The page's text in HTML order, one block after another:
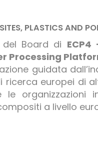
PLASTICS AND
Board di
Processing
guidata
europei di
le organizzazioni
a livello